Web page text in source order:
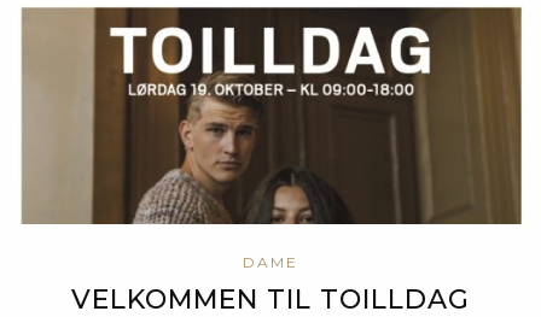
DAME
VELKOMMEN TIL TOILLDAG